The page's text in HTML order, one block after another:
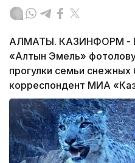
АЛМАТЫ. КАЗИНФОРМ - В
«Алтын Эмель»
прогулки семьи снежных
корреспондент МИА